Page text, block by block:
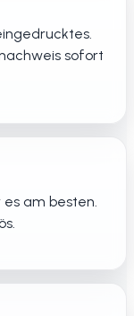
sofort
am besten.